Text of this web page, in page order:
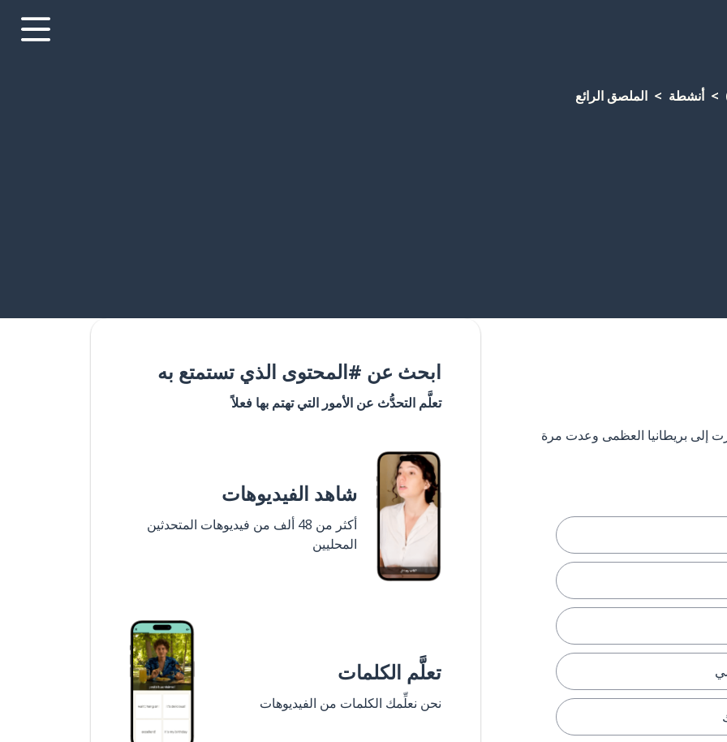
أنشطة الملصق الرائع
وكأنك سافرت إلى بريطانيا العظمى وعدت مرة
ابحث عن #المحتوى الذي تستمتع به
تعلَّم التحدُّث عن الأمور التي تهتم بها فعلاً
شاهد الفيديوهات
أكثر من 48 ألف من فيديوهات المتحدثين
المحليين
تعلَّم الكلمات
نحن نعلِّمك الكلمات من الفيديوهات